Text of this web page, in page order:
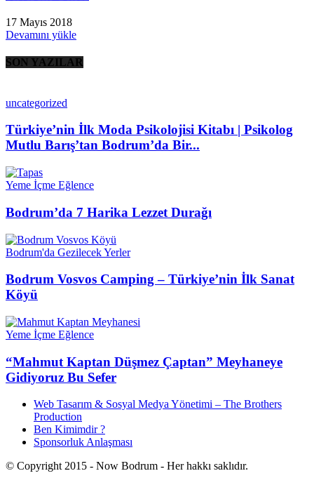
17 Mayıs 2018
Devamını yükle
SON YAZILAR
uncategorized
Türkiye’nin İlk Moda Psikolojisi Kitabı | Psikolog
Mutlu Barış’tan Bodrum’da Bir...
Yeme İçme Eğlence
Bodrum’da 7 Harika Lezzet Durağı
Bodrum'da Gezilecek Yerler
Bodrum Vosvos Camping – Türkiye’nin İlk Sanat
Köyü
Yeme İçme Eğlence
“Mahmut Kaptan Düşmez Çaptan” Meyhaneye
Gidiyoruz Bu Sefer
Web Tasarım & Sosyal Medya Yönetimi – The Brothers
Production
Ben Kimimdir ?
Sponsorluk Anlaşması
© Copyright 2015 - Now Bodrum - Her hakkı saklıdır.